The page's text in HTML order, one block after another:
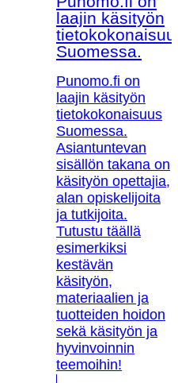
laajin käsityön
Suomessa.
Punomo.fi on
laajin käsityön
tietokokonaisuus
Suomessa.
Asiantuntevan
sisällön takana on
käsityön opettajia,
alan opiskelijoita
ja tutkijoita.
Tutustu täällä
esimerkiksi
kestävän
käsityön,
materiaalien ja
tuotteiden hoidon
sekä käsityön ja
hyvinvoinnin
teemoihin!